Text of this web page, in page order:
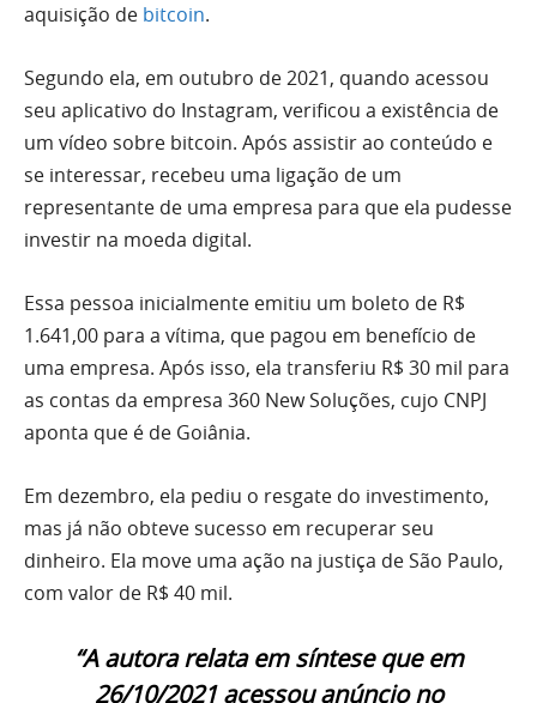
aquisição de bitcoin.
Segundo ela, em outubro de 2021, quando acessou
seu aplicativo do Instagram, verificou a existência de
um vídeo sobre bitcoin. Após assistir ao conteúdo e
se interessar, recebeu uma ligação de um
representante de uma empresa para que ela pudesse
investir na moeda digital.
Essa pessoa inicialmente emitiu um boleto de R$
1.641,00 para a vítima, que pagou em benefício de
uma empresa. Após isso, ela transferiu R$ 30 mil para
as contas da empresa 360 New Soluções, cujo CNPJ
aponta que é de Goiânia.
Em dezembro, ela pediu o resgate do investimento,
mas já não obteve sucesso em recuperar seu
dinheiro. Ela move uma ação na justiça de São Paulo,
com valor de R$ 40 mil.
“A autora relata em síntese que em
26/10/2021 acessou anúncio no